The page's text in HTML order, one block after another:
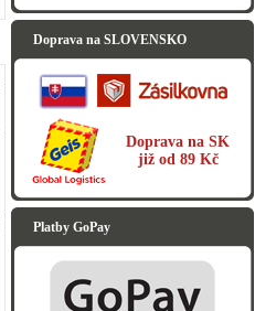
Doprava na SLOVENSKO
Doprava na SK
již od 89 Kč
Platby GoPay